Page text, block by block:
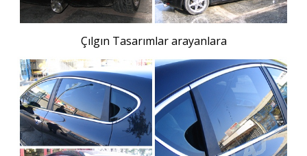
Çılgın Tasarımlar arayanlara